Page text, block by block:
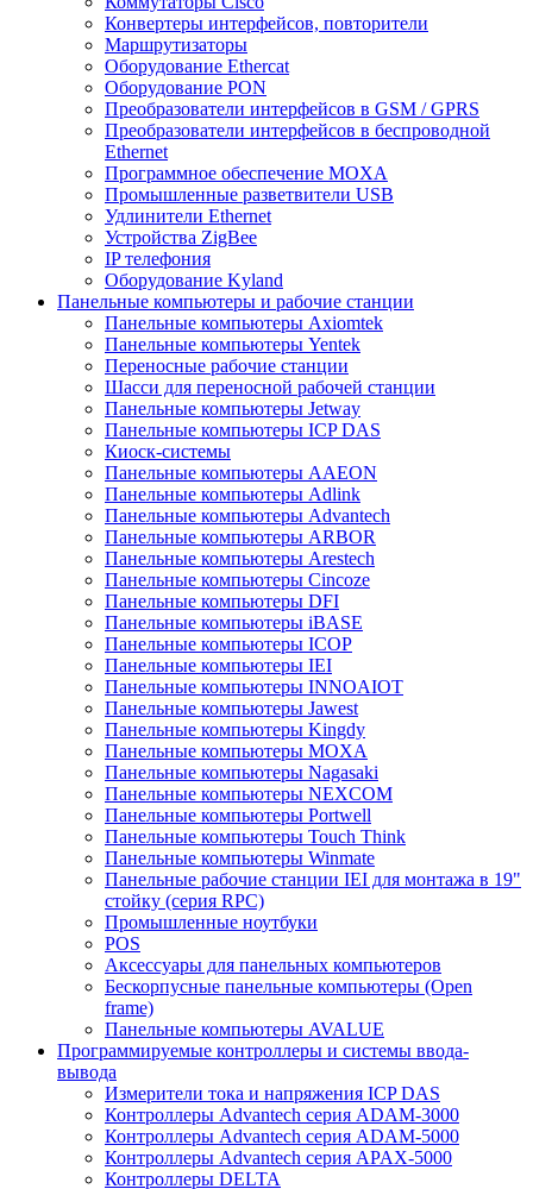
Конвертеры интерфейсов, повторители
Маршрутизаторы
Оборудование Ethercat
Оборудование PON
Преобразователи интерфейсов в GSM / GPRS
Преобразователи интерфейсов в беспроводной
Ethernet
Программное обеспечение MOXA
Промышленные разветвители USB
Удлинители Ethernet
Устройства ZigBee
IP телефония
Оборудование Kyland
Панельные компьютеры и рабочие станции
Панельные компьютеры Axiomtek
Панельные компьютеры Yentek
Переносные рабочие станции
Шасси для переносной рабочей станции
Панельные компьютеры Jetway
Панельные компьютеры ICP DAS
Киоск-системы
Панельные компьютеры AAEON
Панельные компьютеры Adlink
Панельные компьютеры Advantech
Панельные компьютеры ARBOR
Панельные компьютеры Arestech
Панельные компьютеры Cincoze
Панельные компьютеры DFI
Панельные компьютеры iBASE
Панельные компьютеры ICOP
Панельные компьютеры IEI
Панельные компьютеры INNOAIOT
Панельные компьютеры Jawest
Панельные компьютеры Kingdy
Панельные компьютеры MOXA
Панельные компьютеры Nagasaki
Панельные компьютеры NEXCOM
Панельные компьютеры Portwell
Панельные компьютеры Touch Think
Панельные компьютеры Winmate
Панельные рабочие станции IEI для монтажа в 19"
стойку (серия RPC)
Промышленные ноутбуки
POS
Аксессуары для панельных компьютеров
Бескорпусные панельные компьютеры (Open
frame)
Панельные компьютеры AVALUE
Программируемые контроллеры и системы ввода-
вывода
Измерители тока и напряжения ICP DAS
Контроллеры Advantech серия ADAM-3000
Контроллеры Advantech серия ADAM-5000
Контроллеры Advantech серия APAX-5000
Контроллеры DELTA